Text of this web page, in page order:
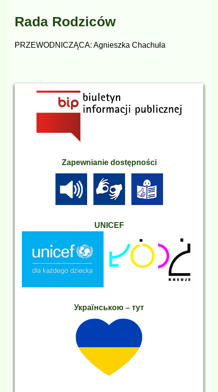
Rada Rodziców
PRZEWODNICZĄCA: Agnieszka Chachuła
Zapewnianie dostępności
UNICEF
Українською – тут